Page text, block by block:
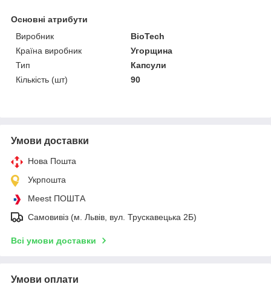
Основні атрибути
Виробник
BioTech
Країна виробник
Угорщина
Тип
Капсули
Кількість (шт)
90
Умови доставки
Нова Пошта
Укрпошта
Meest ПОШТА
Самовивіз (м. Львів, вул. Трускавецька 2Б)
Всі умови доставки
Умови оплати